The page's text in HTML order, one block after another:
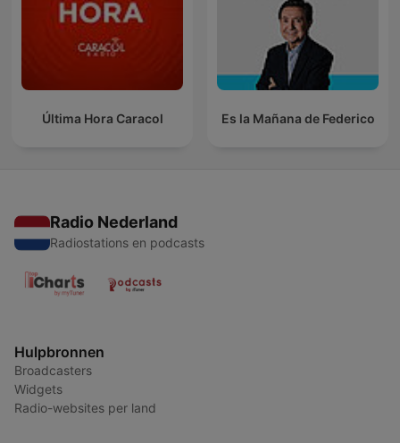
Última Hora Caracol Es la Mañana de Federico
Radio Nederland
Radiostations en podcasts
Hulpbronnen
Broadcasters
Widgets
Radio-websites per land